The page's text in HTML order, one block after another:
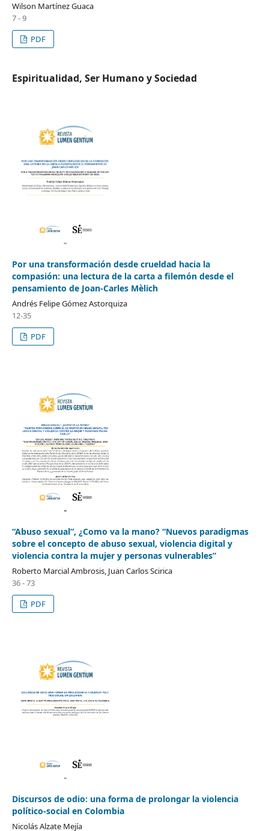
Wilson Martínez Guaca
7 - 9
PDF
Espiritualidad, Ser Humano y Sociedad
Por una transformación desde crueldad hacia la
compasión: una lectura de la carta a filemón desde el
pensamiento de Joan-Carles Mèlich
Andrés Felipe Gómez Astorquiza
12-35
PDF
“Abuso sexual”, ¿Como va la mano? “Nuevos paradigmas
sobre el concepto de abuso sexual, violencia digital y
violencia contra la mujer y personas vulnerables”
Roberto Marcial Ambrosis, Juan Carlos Scirica
36 - 73
PDF
Discursos de odio: una forma de prolongar la violencia
político-social en Colombia
Nicolás Alzate Mejía